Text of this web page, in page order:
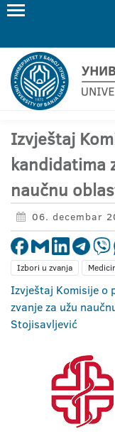
Izvještaj
kandidatima
naučnu
06. decembar
Izbori u zvanja
Izvještaj Komisije o
zvanje za užu
Stojisavljević